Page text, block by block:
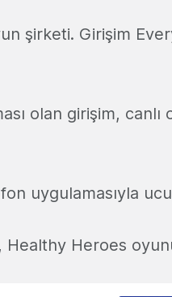
şirketi. Girişim
olan girişim, canlı
uygulamasıyla
Healthy Heroes